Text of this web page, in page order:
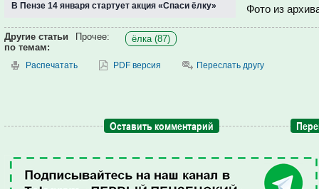
В Пензе 14 января стартует акция «Спаси ёлку» Фото из
Другие статьи
по темам:
Прочее: ёлка (87)
Распечатать PDF версия Переслать другу
Оставить комментарий